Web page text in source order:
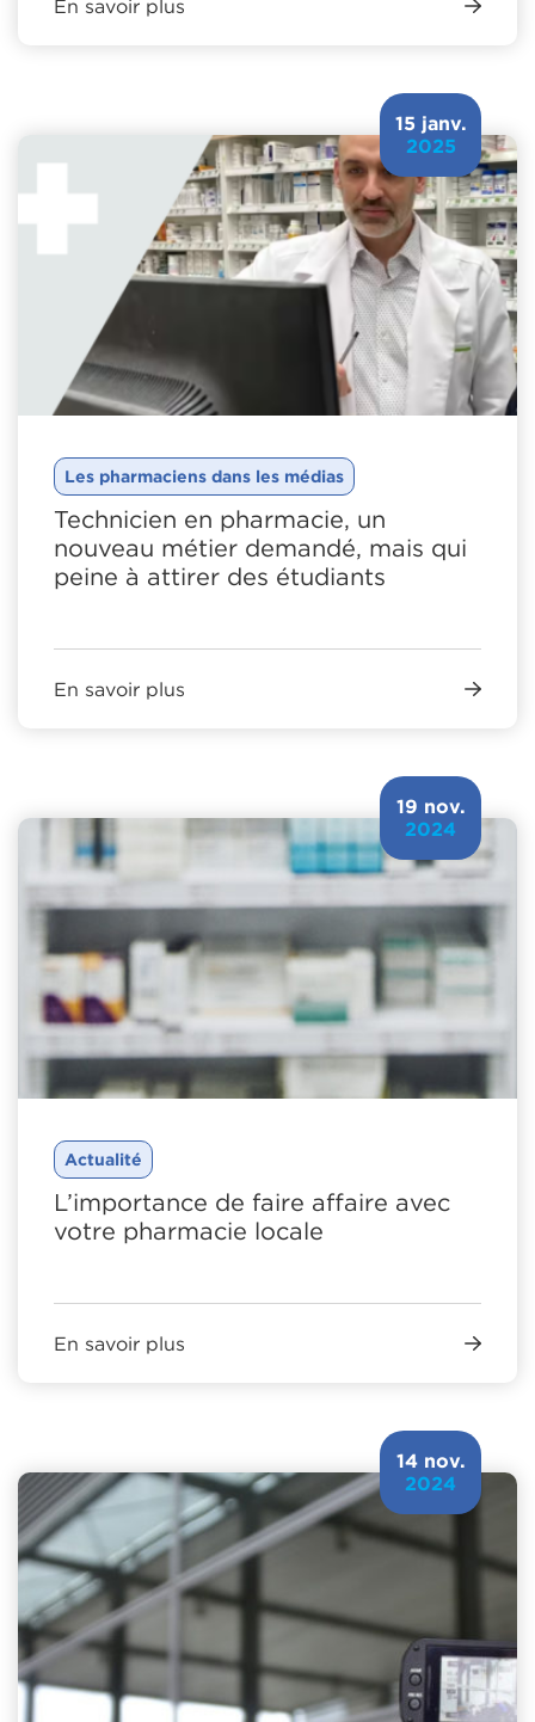
En savoir plus
15 janv.
2025
Les pharmaciens dans les médias
Technicien en pharmacie, un
nouveau métier demandé, mais qui
peine à attirer des étudiants
En savoir plus
19 nov.
2024
Actualité
L’importance de faire affaire avec
votre pharmacie locale
En savoir plus
14 nov.
2024